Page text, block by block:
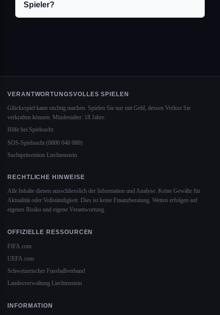
Spieler?
VERANTWORTUNGSVOLLES SPIELEN
Glücksspiel kann süchtig machen. Spielen Sie nur mit Geld, dessen Verlust Sie
verkraften können. Mindestalter: 18 Jahre.
Hilfe bei Spielsucht:
SOS-Spielsucht (0800 040 080)
Suchtprävention Liechtenstein
RECHTLICHE HINWEISE
Alle Inhalte dienen ausschliesslich der Information und Analyse. Keine Gewähr für
Aktualität oder Vollständigkeit. Dies ist keine Finanzberatung. Wetten erfolgen auf
eigenes Risiko und eigene Verantwortung.
OFFIZIELLE RESSOURCEN
FIFA.com
UEFA.com
Schweizerischer Fussballverband
Landesverwaltung Liechtenstein
INFORMATION